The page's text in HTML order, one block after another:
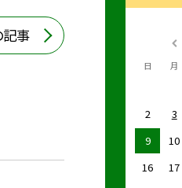
事
日 月
2
3
9
10
16
17